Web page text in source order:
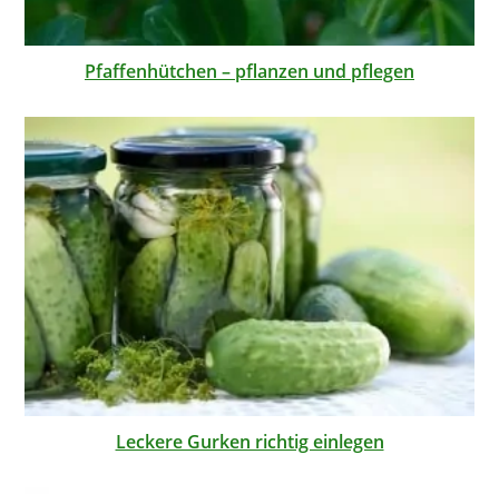
Pfaffenhütchen – pflanzen und pflegen
Leckere Gurken richtig einlegen